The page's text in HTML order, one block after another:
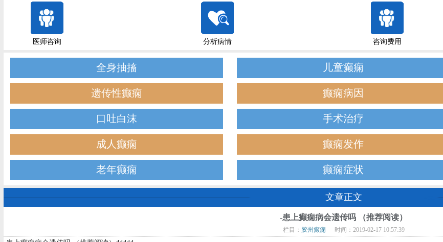
医师咨询 分析病情 咨询费用
全身抽搐 儿童癫痫
遗传性癫痫 癫痫病因
口吐白沫 手术治疗
成人癫痫 癫痫发作
老年癫痫 癫痫症状
文章正文
-患上癫痫病会遗传吗 （推荐阅读）
栏目： 胶州癫痫 时间：2019-02-17 10:57:39